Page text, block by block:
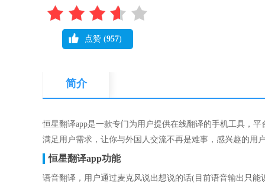
点赞 (957)
简介
恒星翻译app是一款专门为用户提供在线翻译的手机工具，
满足用户需求，让你与外国人交流不再是难事，感兴趣的用
恒星翻译app功能
语音翻译，用户通过麦克风说出想说的话(目前语音输出只